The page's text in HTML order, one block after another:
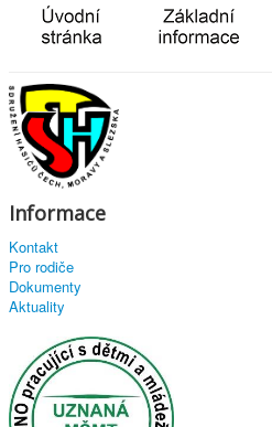
Informace
Kontakt
Pro rodiče
Dokumenty
Aktuality